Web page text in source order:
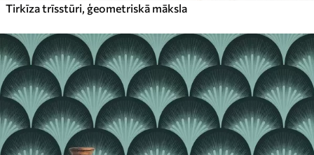
Tirkīza trīsstūri, ģeometriskā māksla